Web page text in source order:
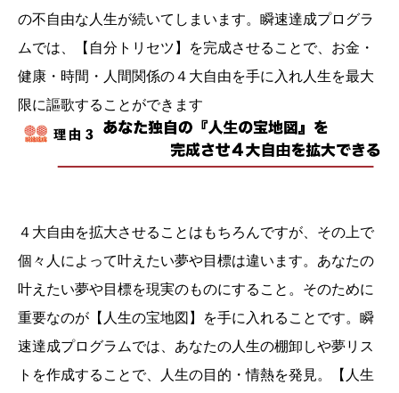
の不自由な人生が続いてしまいます。瞬速達成プログラ
ムでは、【自分トリセツ】を完成させることで、お金・
健康・時間・人間関係の４大自由を手に入れ人生を最大
限に謳歌することができます
４大自由を拡大させることはもちろんですが、その上で
個々人によって叶えたい夢や目標は違います。あなたの
叶えたい夢や目標を現実のものにすること。そのために
重要なのが【人生の宝地図】を手に入れることです。瞬
速達成プログラムでは、あなたの人生の棚卸しや夢リス
トを作成することで、人生の目的・情熱を発見。【人生